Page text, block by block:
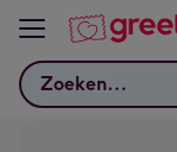
Bekijk meer
Zoeken